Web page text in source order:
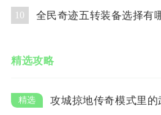
10
精选攻略
攻城掠地传奇模式里